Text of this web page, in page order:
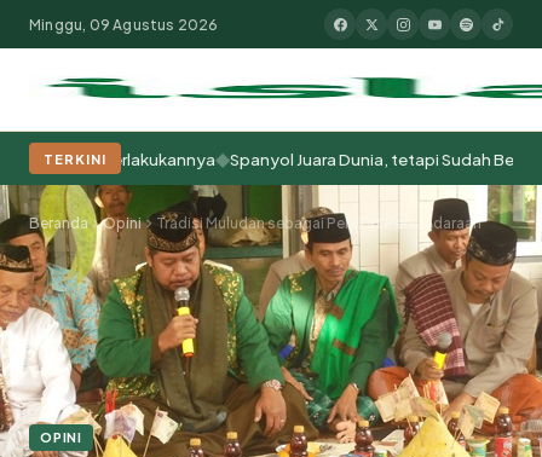
Populer:Moderasi BeragamaKhutbah JumatPesantrenTokoh
Minggu, 09 Agustus 2026
TERKINI
Memperlakukannya◆Spanyol Juara Dunia, tetapi Sudah Berabad-
Beranda Opini Tradisi Muludan sebagai Perekat Persaudaraan
OPINI